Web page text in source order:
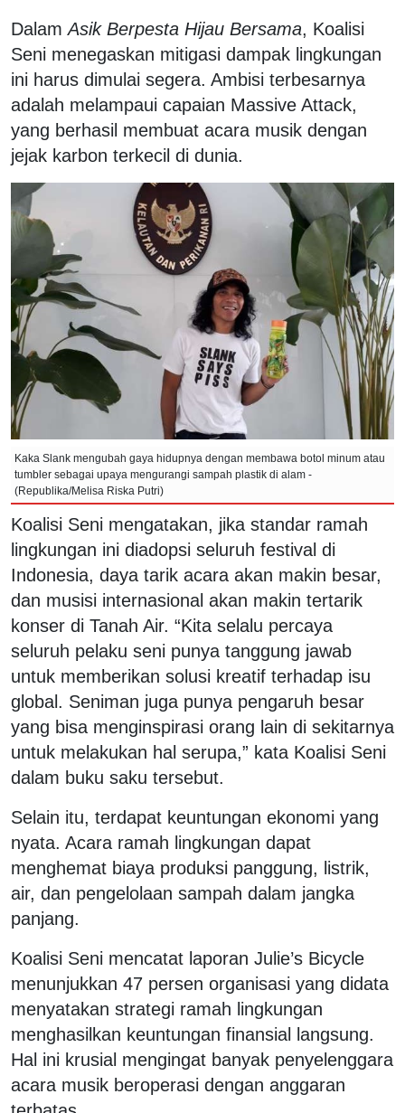
DalamAsik Berpesta Hijau Bersama, Koalisi
Seni menegaskan mitigasi dampak lingkungan
ini harus dimulai segera. Ambisi terbesarnya
adalah melampaui capaian Massive Attack,
yang berhasil membuat acara musik dengan
jejak karbon terkecil di dunia.
Kaka Slank mengubah gaya hidupnya dengan membawa botol minum atau
tumbler sebagai upaya mengurangi sampah plastik di alam -
(Republika/Melisa Riska Putri)
Koalisi Seni mengatakan, jika standar ramah
lingkungan ini diadopsi seluruh festival di
Indonesia, daya tarik acara akan makin besar,
dan musisi internasional akan makin tertarik
konser di Tanah Air. “Kita selalu percaya
seluruh pelaku seni punya tanggung jawab
untuk memberikan solusi kreatif terhadap isu
global. Seniman juga punya pengaruh besar
yang bisa menginspirasi orang lain di sekitarnya
untuk melakukan hal serupa,” kata Koalisi Seni
dalam buku saku tersebut.
Selain itu, terdapat keuntungan ekonomi yang
nyata. Acara ramah lingkungan dapat
menghemat biaya produksi panggung, listrik,
air, dan pengelolaan sampah dalam jangka
panjang.
Koalisi Seni mencatat laporan Julie’s Bicycle
menunjukkan 47 persen organisasi yang didata
menyatakan strategi ramah lingkungan
menghasilkan keuntungan finansial langsung.
Hal ini krusial mengingat banyak penyelenggara
acara musik beroperasi dengan anggaran